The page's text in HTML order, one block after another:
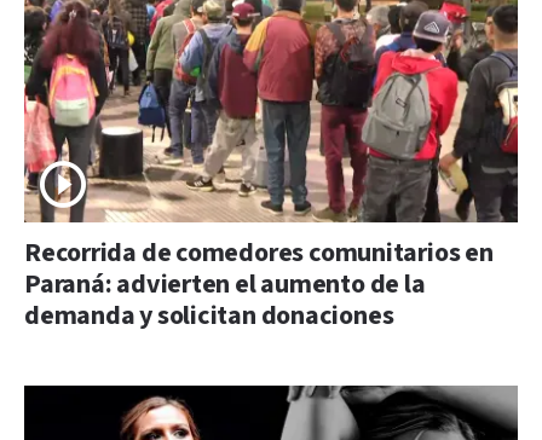
Recorrida de comedores comunitarios en
Paraná: advierten el aumento de la
demanda y solicitan donaciones